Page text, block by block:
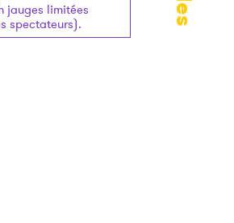
jauges limitées
spectateurs).